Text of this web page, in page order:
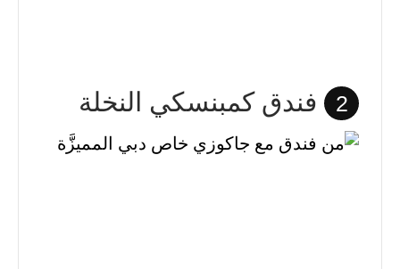
2 فندق كمبنسكي النخلة